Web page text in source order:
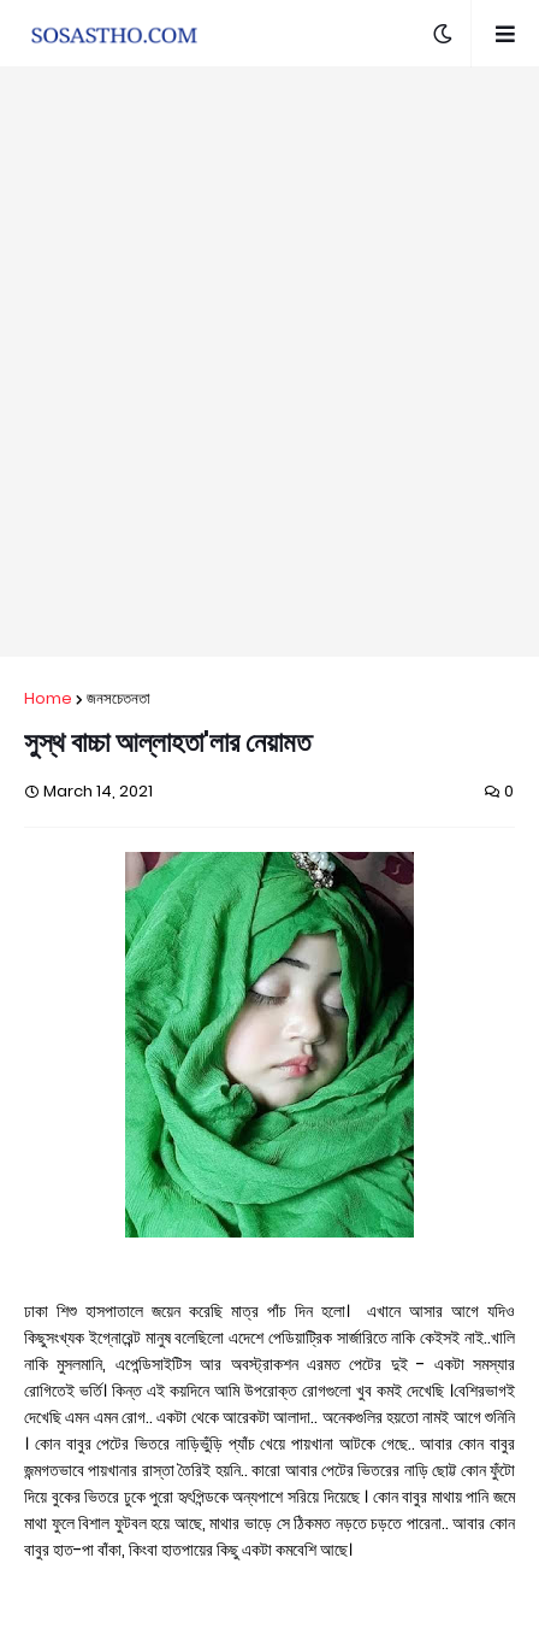
Home জনসচেতনতা
সুস্থ বাচ্চা আল্লাহতা'লার নেয়ামত
March 14, 2021 0
ঢাকা শিশু হাসপাতালে জয়েন করেছি মাত্র পাঁচ দিন হলো। এখানে আসার আগে যদিও
কিছুসংখ্যক ইগ্নোরেন্ট মানুষ বলেছিলো এদেশে পেডিয়াট্রিক সার্জারিতে নাকি কেইসই নাই..খালি
নাকি মুসলমানি, এপেন্ডিসাইটিস আর অবস্ট্রাকশন এরমত পেটের দুই - একটা সমস্যার
রোগিতেই ভর্তি। কিন্ত এই কয়দিনে আমি উপরোক্ত রোগগুলো খুব কমই দেখেছি ।বেশিরভাগই
দেখেছি এমন এমন রোগ.. একটা থেকে আরেকটা আলাদা.. অনেকগুলির হয়তো নামই আগে শুনিনি
। কোন বাবুর পেটের ভিতরে নাড়িভুঁড়ি প্যাঁচ খেয়ে পায়খানা আটকে গেছে.. আবার কোন বাবুর
জন্মগতভাবে পায়খানার রাস্তা তৈরিই হয়নি.. কারো আবার পেটের ভিতরের নাড়ি ছোট্ট কোন ফুঁটো
দিয়ে বুকের ভিতরে ঢুকে পুরো হৃৎপিন্ডকে অন্যপাশে সরিয়ে দিয়েছে । কোন বাবুর মাথায় পানি জমে
মাথা ফুলে বিশাল ফুটবল হয়ে আছে, মাথার ভাড়ে সে ঠিকমত নড়তে চড়তে পারেনা.. আবার কোন
বাবুর হাত-পা বাঁকা, কিংবা হাতপায়ের কিছু একটা কমবেশি আছে।